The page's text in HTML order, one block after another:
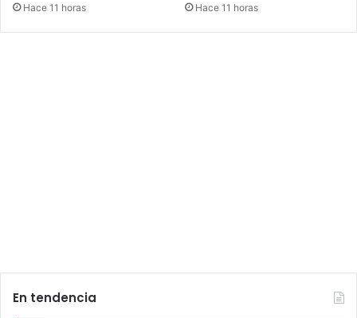
Hace 11 horas Hace 11 horas
En tendencia